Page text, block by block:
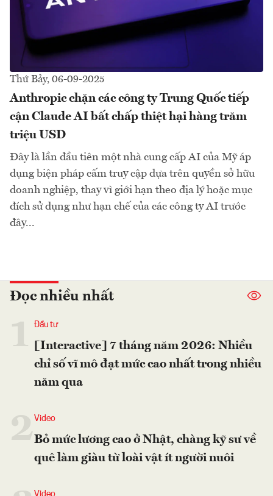
Thứ Bảy, 06-09-2025
Anthropic chặn các công ty Trung Quốc tiếp
cận Claude AI bất chấp thiệt hại hàng trăm
triệu USD
Đây là lần đầu tiên một nhà cung cấp AI của Mỹ áp
dụng biện pháp cấm truy cập dựa trên quyền sở hữu
doanh nghiệp, thay vì giới hạn theo địa lý hoặc mục
đích sử dụng như hạn chế của các công ty AI trước
đây...
Đọc nhiều nhất
Đầu tư
[Interactive] 7 tháng năm 2026: Nhiều
chỉ số vĩ mô đạt mức cao nhất trong nhiều
năm qua
2Video
Bỏ mức lương cao ở Nhật, chàng kỹ sư về
quê làm giàu từ loài vật ít người nuôi
Video